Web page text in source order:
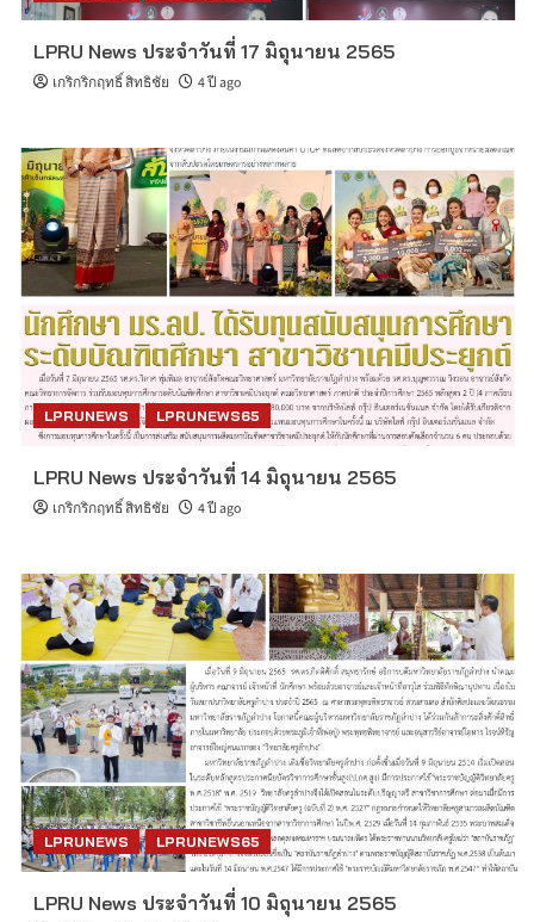
LPRU News ประจำวันที่ 17 มิถุนายน 2565
เกริกริกฤทธิ์ สิทธิชัย 4 ปี ago
LPRUNEWS LPRUNEWS65
LPRU News ประจำวันที่ 14 มิถุนายน 2565
เกริกริกฤทธิ์ สิทธิชัย 4 ปี ago
LPRUNEWS LPRUNEWS65
LPRU News ประจำวันที่ 10 มิถุนายน 2565